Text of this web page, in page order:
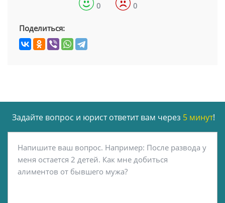
0 0
Поделиться:
Задайте вопрос и юрист ответит вам через 5 минут!